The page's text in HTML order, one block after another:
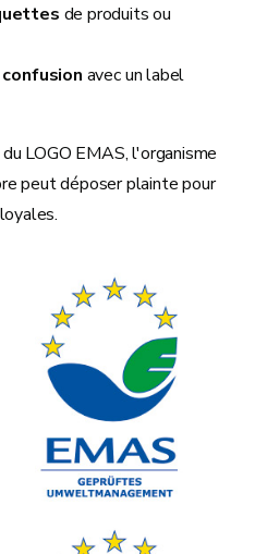
de produits ou
avec un label
LOGO EMAS, l'organisme
peut déposer plainte pour